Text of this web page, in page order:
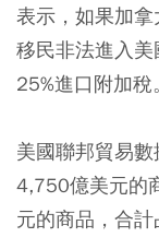
表示，如果加
移民非法進入
25%進口附加稅。
美國聯邦貿易
4,750億美元的
元的商品，合計